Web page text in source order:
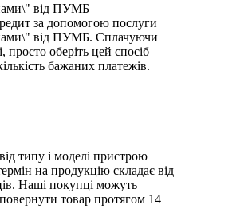
від ПУМБ
за допомогою послуги
від ПУМБ. Сплачуючи
просто оберіть цей спосіб
бажаних платежів.
типу і моделі пристрою
на продукцію складає від
Наші покупці можуть
товар протягом 14